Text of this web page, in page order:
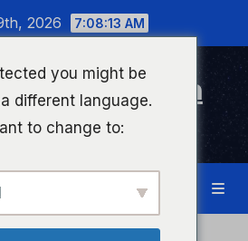
2026 7:08:13 AM
Kreuznach
für Bad Kreuznach
you might be
different language.
to change to: